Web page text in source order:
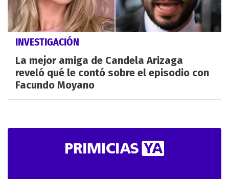
INVESTIGACIÓN
La mejor amiga de Candela Arizaga
reveló qué le contó sobre el episodio con
Facundo Moyano